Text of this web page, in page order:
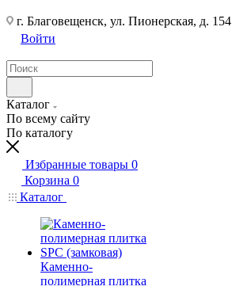
г. Благовещенск, ул. Пионерская, д. 154
Войти
Каталог
По всему сайту
По каталогу
Избранные товары 0
Корзина 0
Каталог
Каменно-
полимерная плитка